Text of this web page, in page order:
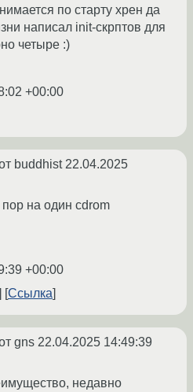
по старту хрен да
написал init-скрптов для
четыре :)
+00:00
buddhist 22.04.2025
пор на один cdrom
+00:00
Ссылка
gns 22.04.2025 14:49:39
недавно